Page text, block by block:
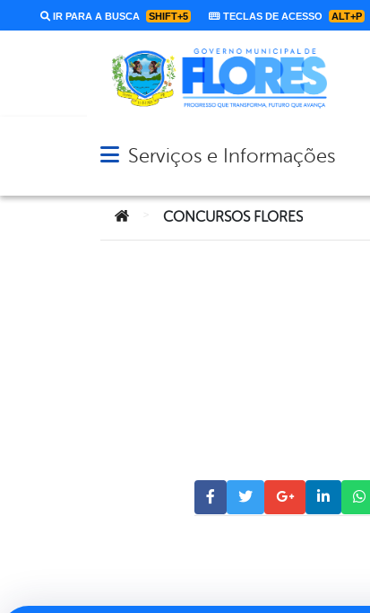
IR PARA A BUSCA SHIFT+5 TECLAS DE ACESSO ALT+P
Abrir menu principal de navegação
Serviços e Informações
Você está aqui:CONCURSOS FLORES